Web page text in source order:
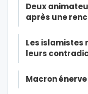
Deux
après une
Les
leurs
Macron